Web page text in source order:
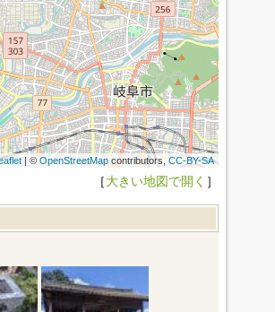
| © OpenStreetMapcontributors,CC-BY-SA
［大きい地図で開く ］